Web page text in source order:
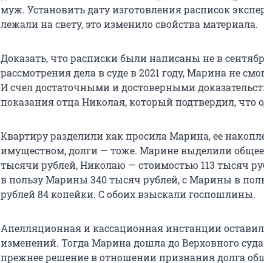
муж. Установить дату изготовления расписок
лежали на свету, это изменило свойства материала.
Доказать, что расписки были написаны не в
рассмотрения дела в суде в 2021 году, Марина не
И счел достаточными и достоверными
показания отца Николая, который подтвердил, что
Квартиру разделили как просила Марина, ее
имуществом, долги — тоже. Марине выделили
тысячи рублей, Николаю — стоимостью 113 тысяч
в пользу Марины 340 тысяч рублей, с Марины в
рублей 84 копейки. С обоих взыскали госпошлины.
Апелляционная и кассационная инстанции
изменений. Тогда Марина дошла до Верховного
прежнее решение в отношении признания долга